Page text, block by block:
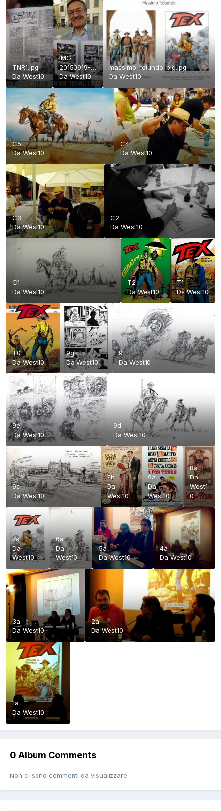
TNR1.jpg
DaWest10
IMG-
20150919-
WA0000.jpg
DaWest10
massimo-rotundo-big.jpg
DaWest10
C5
DaWest10
C4
Da West10
C3
DaWest10
C2
Da West10
C1
Da West10
T2
DaWest10
T1
DaWest10
T0
DaWest10
9g
DaWest10
9f
DaWest10
9e
DaWest10
9d
Da West10
9c
DaWest10
9b
Da
West10
9a
Da
West10
8a
Da
West1
0
7a
Da
West10
6a
Da
West10
5a
DaWest10
4a
DaWest10
3a
Da West10
2a
DaWest10
1a
Da West10
0 Album Comments
Non ci sono commenti da visualizzare.